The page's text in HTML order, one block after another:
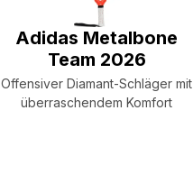
Adidas Metalbone
Team 2026
Offensiver Diamant-Schläger mit
überraschendem Komfort